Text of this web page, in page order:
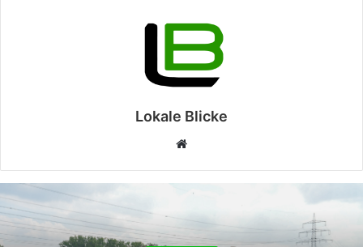
Lokale Blicke
Webseite